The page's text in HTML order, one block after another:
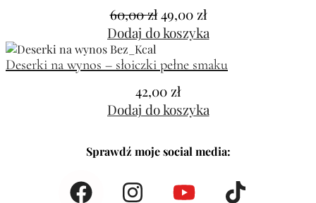
60,00zł 49,00 zł
Dodaj do koszyka
Deserki na wynos – słoiczki pełne smaku
42,00 zł
Dodaj do koszyka
Sprawdź moje social media: